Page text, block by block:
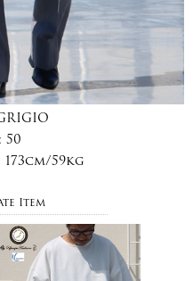
50
173cm/59kg
Item